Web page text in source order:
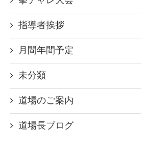
指導者挨拶
月間年間予定
未分類
道場のご案内
道場長ブログ